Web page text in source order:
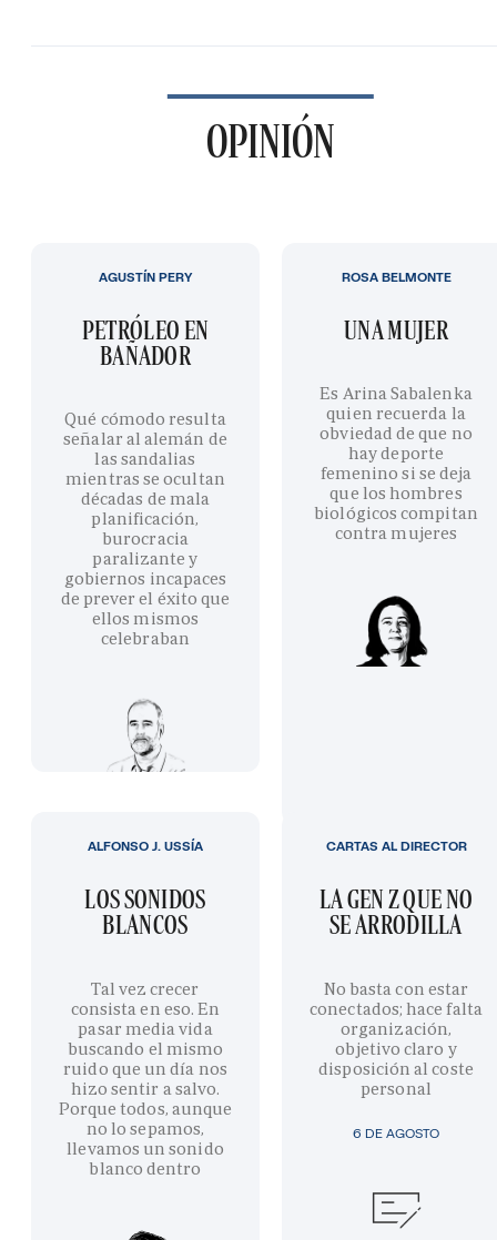
OPINIÓN
PETRÓLEO EN
BAÑADOR
Qué cómodo resulta
señalar al alemán de
las sandalias
mientras se ocultan
décadas de mala
planificación,
burocracia
paralizante y
gobiernos incapaces
de prever el éxito que
ellos mismos
celebraban
AGUSTÍN PERY
UNA MUJER
Es Arina Sabalenka
quien recuerda la
obviedad de que no
hay deporte
femenino si se deja
que los hombres
biológicos compitan
contra mujeres
ROSA BELMONTE
LOS SONIDOS
BLANCOS
Tal vez crecer
consista en eso. En
pasar media vida
buscando el mismo
ruido que un día nos
hizo sentir a salvo.
Porque todos, aunque
no lo sepamos,
llevamos un sonido
blanco dentro
ALFONSO J. USSÍA
6 DE AGOSTO
LA GEN Z QUE NO
SE ARRODILLA
No basta con estar
conectados; hace falta
organización,
objetivo claro y
disposición al coste
personal
CARTAS AL DIRECTOR